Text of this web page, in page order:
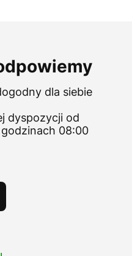
dla siebie
dyspozycji od
08:00